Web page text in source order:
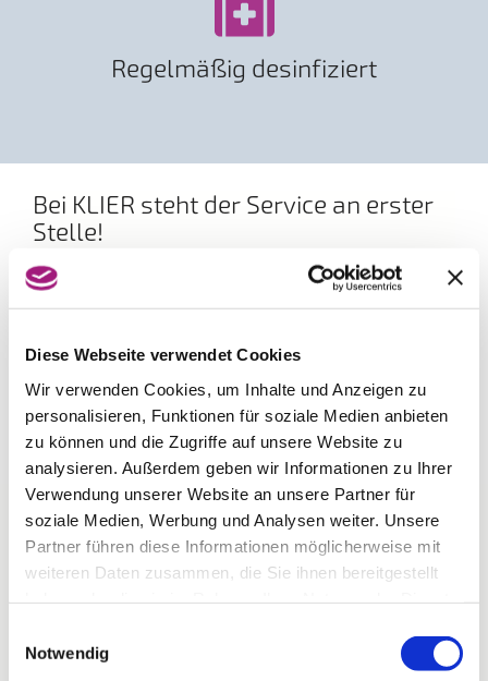
Diese Webseite verwendet Cookies
Wir verwenden Cookies, um Inhalte und Anzeigen zu
personalisieren, Funktionen für soziale Medien anbieten
zu können und die Zugriffe auf unsere Website zu
analysieren. Außerdem geben wir Informationen zu Ihrer
Verwendung unserer Website an unsere Partner für
soziale Medien, Werbung und Analysen weiter. Unsere
Partner führen diese Informationen möglicherweise mit
weiteren Daten zusammen, die Sie ihnen bereitgestellt
Notwendig
Regelmäßig desinfiziert
Bei KLIER steht der Service an erster
Stelle!
Bedienung mit oder ohne Voranmeldung, eine
individuelle Frisurenberatung und eine kostenlose
Kopfmassage nach dem Waschen sind
Alltag und lassen sich von den neuen Frisurentrends
oder braun – das Team von KLIER freut sich mit Ihnen
den Look zu finden, der perfekt zu Ihnen passt.